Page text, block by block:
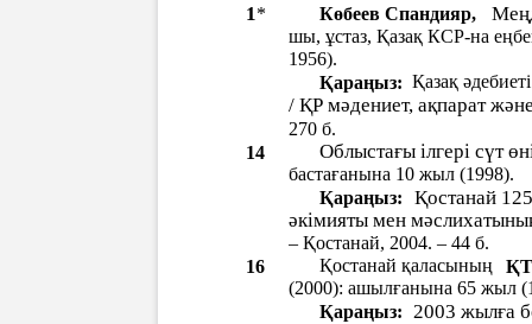
1* Көбеев Спандияр,
шы, ұстаз, Қазақ КСР-на
1956).
Қараңыз: Қазақ
/ ҚР мəдениет, ақпарат
270 б.
14
Облыстағы ілгері сүт
бастағанына 10 жыл (1998).
Қараңыз:
Қостанай
əкімияты мен
– Қостанай, 2004. – 44 б.
16
Қостанай қаласының
(2000): ашылғанына 65 жыл
Қараңыз:
2003 жылға